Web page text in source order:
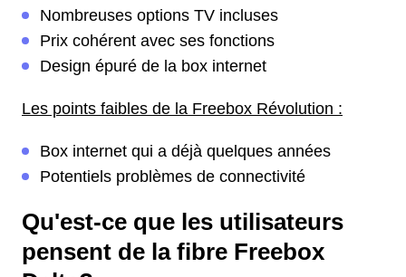
Nombreuses options TV incluses
Prix cohérent avec ses fonctions
Design épuré de la box internet
Les points faibles de la Freebox Révolution :
Box internet qui a déjà quelques années
Potentiels problèmes de connectivité
Qu'est-ce que les utilisateurs
pensent de la fibre Freebox